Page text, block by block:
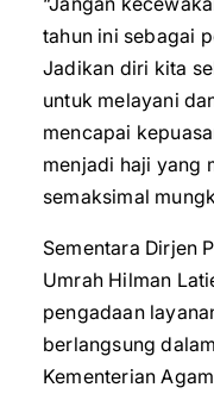
tahun ini sebagai
Jadikan diri kita
untuk melayani
mencapai
menjadi haji yang
semaksimal
Sementara Dirjen
Umrah Hilman
pengadaan
berlangsung
Kementerian